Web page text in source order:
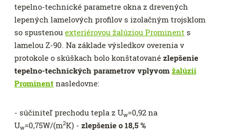
tepelno-technické parametre okna z drevených
lepených lamelových profilov s izolačným trojsklom
so spustenou exteriérovou žalúziou Prominent s
lamelou Z-90. Na základe výsledkov overenia v
protokole o skúškach bolo konštatované zlepšenie
tepelno-technických parametrov vplyvom žalúzií
Prominent nasledovne:
- súčiniteľ prechodu tepla z Uw=0,92 na
Uw=0,75W/(m2K) - zlepšenie o 18,5 %